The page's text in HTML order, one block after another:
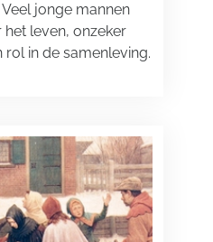
jonge mannen
leven, onzeker
in de samenleving.